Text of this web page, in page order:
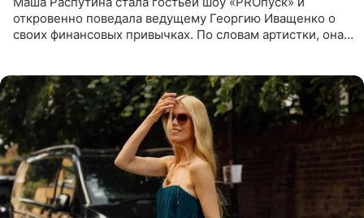
откровенно поведала ведущему Георгию Иващенко о
своих финансовых привычках. По словам артистки, она